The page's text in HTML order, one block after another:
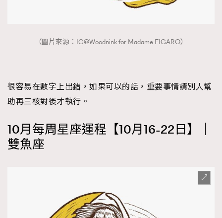
（圖片來源：IG@Woodnink for Madame FIGARO）
很容易在數字上出錯，如果可以的話，重要事情請別人幫
助再三核對後才執行。
10月每周星座運程【10月16-22日】｜
雙魚座